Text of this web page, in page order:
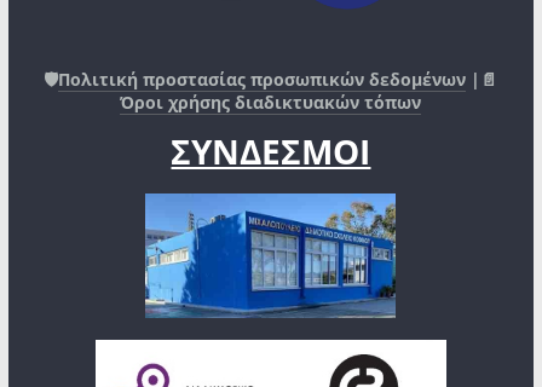
🛡️Πολιτική προστασίας προσωπικών δεδομένων |📄
Όροι χρήσης διαδικτυακών τόπων
ΣΥΝΔΕΣΜΟΙ